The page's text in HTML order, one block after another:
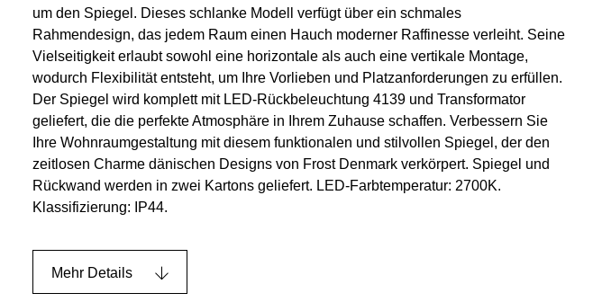
um den Spiegel. Dieses schlanke Modell verfügt über ein schmales
Rahmendesign, das jedem Raum einen Hauch moderner Raffinesse verleiht. Seine
Vielseitigkeit erlaubt sowohl eine horizontale als auch eine vertikale Montage,
wodurch Flexibilität entsteht, um Ihre Vorlieben und Platzanforderungen zu erfüllen.
Der Spiegel wird komplett mit LED-Rückbeleuchtung 4139 und Transformator
geliefert, die die perfekte Atmosphäre in Ihrem Zuhause schaffen. Verbessern Sie
Ihre Wohnraumgestaltung mit diesem funktionalen und stilvollen Spiegel, der den
zeitlosen Charme dänischen Designs von Frost Denmark verkörpert. Spiegel und
Rückwand werden in zwei Kartons geliefert. LED-Farbtemperatur: 2700K.
Klassifizierung: IP44.
Mehr Details